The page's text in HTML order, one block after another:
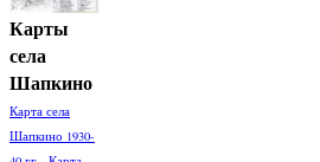
Карты
села
Шапкино
Карта села
Шапкино 1930-